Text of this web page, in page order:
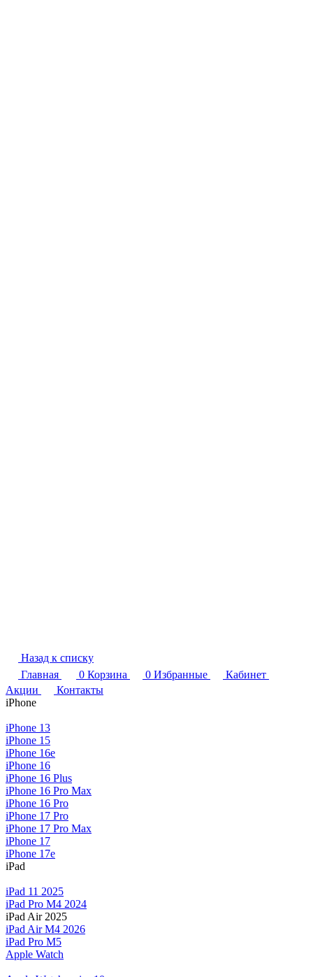
Назад к списку
Главная
0 Корзина 0 Избранные
Кабинет
Акции
Контакты
iPhone
iPhone 13
iPhone 15
iPhone 16e
iPhone 16
iPhone 16 Plus
iPhone 16 Pro Max
iPhone 16 Pro
iPhone 17 Pro
iPhone 17 Pro Max
iPhone 17
iPhone 17e
iPad
iPad 11 2025
iPad Pro M4 2024
iPad Air 2025
iPad Air M4 2026
iPad Pro M5
Apple Watch